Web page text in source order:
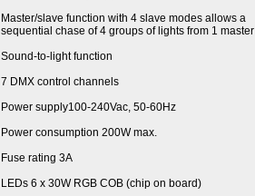
Master/slave function with 4 slave modes allows a
sequential chase of 4 groups of lights from 1 master
Sound-to-light function
7 DMX control channels
Power supply100-240Vac, 50-60Hz
Power consumption 200W max.
Fuse rating 3A
LEDs 6 x 30W RGB COB (chip on board)